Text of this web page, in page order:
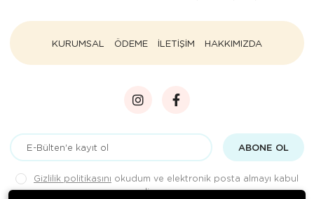
KURUMSAL ÖDEME İLETİŞİM HAKKIMIZDA
ABONE OL
Gizlilik politikasını okudum ve elektronik posta almayı kabul
ediyorum.